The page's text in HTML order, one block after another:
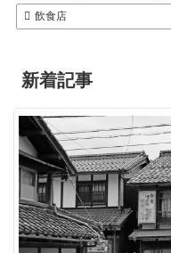
飲食店
新着記事